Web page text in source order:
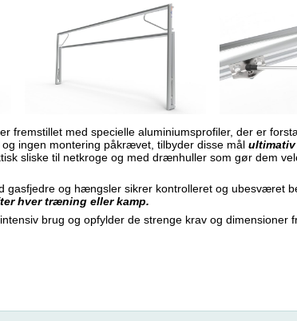
fremstillet med specielle aluminiumsprofiler, der er
ingen montering påkrævet, tilbyder disse mål
sliske til netkroge og med drænhuller som gør dem
gasfjedre og hængsler sikrer kontrolleret og ubesværet
hver træning eller kamp.
brug og opfylder de strenge krav og dimensioner